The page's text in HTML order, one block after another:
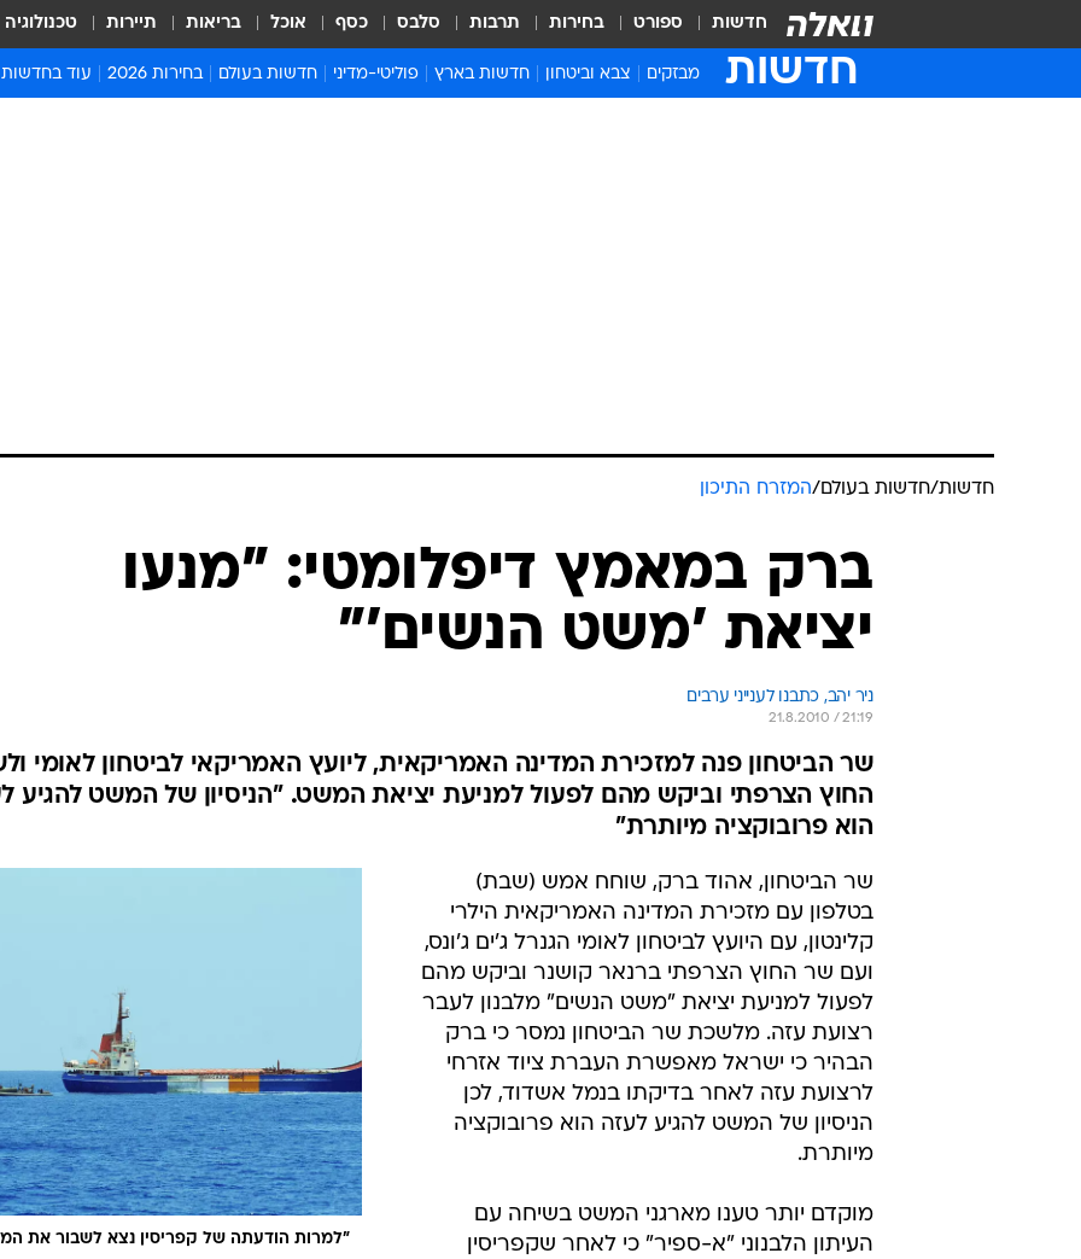
חדשות ספורט בחירות תרבות סלבס כסף אוכל בריאות תיירות טכנולוגיה
חדשות מבזקים צבא וביטחון חדשות בארץ פוליטי-מדיני חדשות בעולם בחירות 2026 עוד בחדשות
חדשות/חדשות בעולם/המזרח התיכון
ברק במאמץ דיפלומטי: "מנעו
יציאת 'משט הנשים'"
ניר יהב, כתבנו לענייני ערבים
21.8.2010 / 21:19
שר הביטחון פנה למזכירת המדינה האמריקאית, ליועץ האמריקאי לביטחון לאומי
החוץ הצרפתי וביקש מהם לפעול למניעת יציאת המשט. "הניסיון של המשט להגיע
הוא פרובוקציה מיותרת"
"למרות הודעתה של קפריסין נצא לשבור את
שר הביטחון, אהוד ברק, שוחח אמש (שבת)
בטלפון עם מזכירת המדינה האמריקאית הילרי
קלינטון, עם היועץ לביטחון לאומי הגנרל ג'ים ג'ונס,
ועם שר החוץ הצרפתי ברנאר קושנר וביקש מהם
לפעול למניעת יציאת "משט הנשים" מלבנון לעבר
רצועת עזה. מלשכת שר הביטחון נמסר כי ברק
הבהיר כי ישראל מאפשרת העברת ציוד אזרחי
לרצועת עזה לאחר בדיקתו בנמל אשדוד, לכן
הניסיון של המשט להגיע לעזה הוא פרובוקציה
מיותרת.
מוקדם יותר טענו מארגני המשט בשיחה עם
העיתון הלבנוני "א-ספיר" כי לאחר שקפריסין